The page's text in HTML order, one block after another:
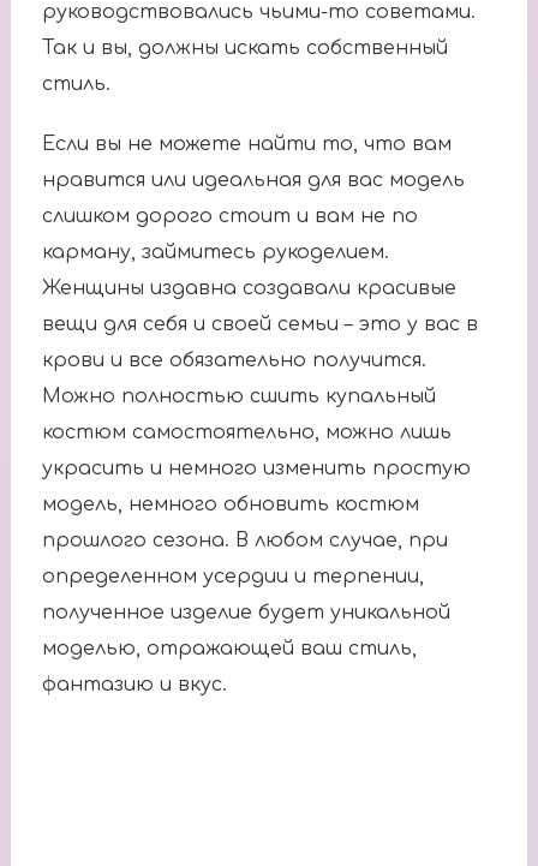
руководствовались чьими-то советами.
Так и вы, должны искать собственный
стиль.
Если вы не можете найти то, что вам
нравится или идеальная для вас модель
слишком дорого стоит и вам не по
карману, займитесь рукоделием.
Женщины издавна создавали красивые
вещи для себя и своей семьи – это у вас в
крови и все обязательно получится.
Можно полностью сшить купальный
костюм самостоятельно, можно лишь
украсить и немного изменить простую
модель, немного обновить костюм
прошлого сезона. В любом случае, при
определенном усердии и терпении,
полученное изделие будет уникальной
моделью, отражающей ваш стиль,
фантазию и вкус.